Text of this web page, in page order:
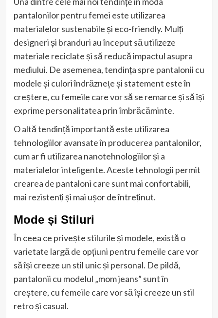
pantalonilor pentru femei este utilizarea
materialelor sustenabile și eco-friendly. Mulți
designeri și branduri au început să utilizeze
materiale reciclate și să reducă impactul asupra
mediului. De asemenea, tendința spre pantalonii cu
modele și culori îndrăznețe și statement este în
creștere, cu femeile care vor să se remarce și să își
exprime personalitatea prin îmbrăcăminte.
O altă tendință importantă este utilizarea
tehnologiilor avansate în producerea pantalonilor,
cum ar fi utilizarea nanotehnologiilor și a
materialelor inteligente. Aceste tehnologii permit
crearea de pantaloni care sunt mai confortabili,
mai rezistenți și mai ușor de întreținut.
Mode și Stiluri
În ceea ce privește stilurile și modele, există o
varietate largă de opțiuni pentru femeile care vor
să își creeze un stil unic și personal. De pildă,
pantalonii cu modelul „mom jeans” sunt în
creștere, cu femeile care vor să își creeze un stil
retro și casual.